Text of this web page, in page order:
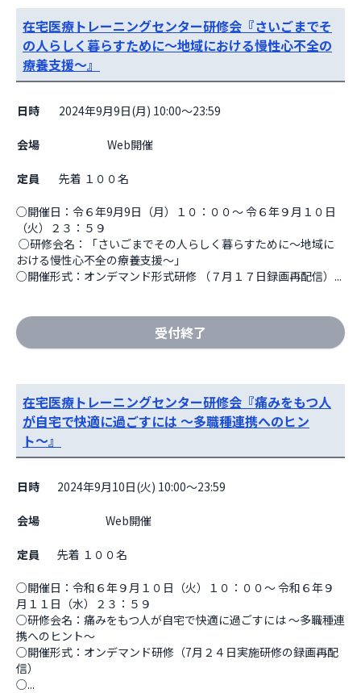
在宅医療トレーニングセンター研修会『さいごまでそ
の人らしく暮らすために～地域における慢性心不全の
療養支援～』
日時 2024年9月9日(月) 10:00～23:59
会場
定員 先着 １００名
○開催日：令６年9月9日（月）１０：００～ 令６年９月１０日
（火）２３：５９
おける慢性心不全の療養支援～」
○開催形式：オンデマンド形式研修 （７月１７日録画再配信）...
受付終了
在宅医療トレーニングセンター研修会『痛みをもつ人
が自宅で快適に過ごすには 〜多職種連携へのヒン
ト〜』
日時 2024年9月10日(火) 10:00～23:59
会場
定員 先着 １００名
○開催日：令和６年９月１０日（火）１０：００～ 令和６年９
月１１日（水）２３：５９
○研修会名：痛みをもつ人が自宅で快適に過ごすには 〜多職種連
携へのヒント〜
○開催形式：オンデマンド研修（7月２４日実施研修の録画再配
信）
○...